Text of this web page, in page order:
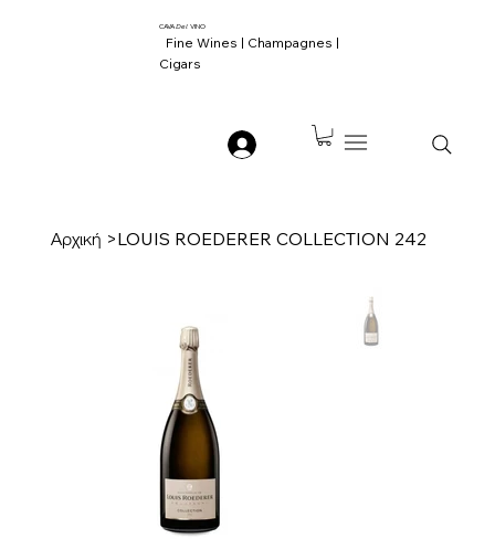
CAVADel VINO
Fine Wines | Champagnes |
Cigars
Αρχική >LOUIS ROEDERER COLLECTION 242